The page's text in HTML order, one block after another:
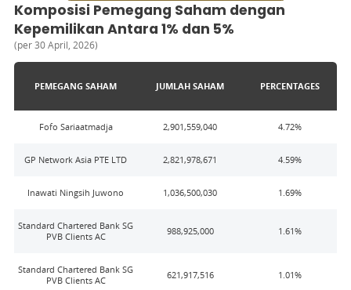
Komposisi Pemegang Saham dengan
Kepemilikan Antara 1% dan 5%
(per 30 April, 2026)
PEMEGANG SAHAM JUMLAH SAHAM PERCENTAGES
Fofo Sariaatmadja 2,901,559,040 4.72%
GP Network Asia PTE LTD 2,821,978,671 4.59%
Inawati Ningsih Juwono 1,036,500,030 1.69%
Standard Chartered Bank SG
PVB Clients AC
988,925,000 1.61%
Standard Chartered Bank SG
PVB Clients AC
621,917,516 1.01%